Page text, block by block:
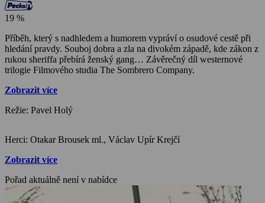
19 %
Příběh, který s nadhledem a humorem vypráví o osudové cestě při
hledání pravdy. Souboj dobra a zla na divokém západě, kde zákon z
rukou sheriffa přebírá ženský gang… Závěrečný díl westernové
trilogie Filmového studia The Sombrero Company.
Zobrazit více
Režie: Pavel Holý
Herci: Otakar Brousek ml., Václav Upír Krejčí
Zobrazit více
Pořad aktuálně není v nabídce